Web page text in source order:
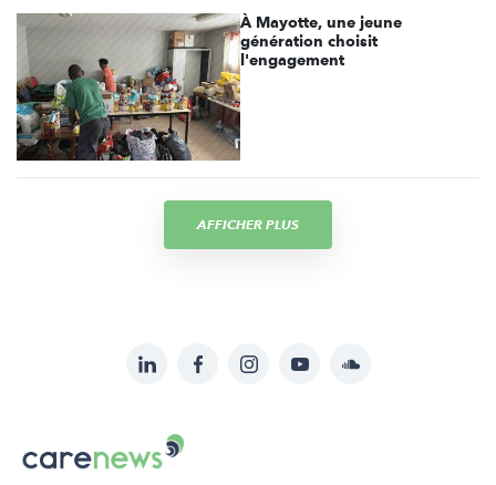
À Mayotte, une jeune
génération choisit
l'engagement
AFFICHER PLUS
sur:
LinkedInFacebookInstagramYouTubeSoundcloud
Le